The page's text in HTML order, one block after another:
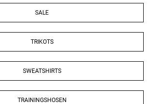
SALE
TRIKOTS
SWEATSHIRTS
TRAININGSHOSEN